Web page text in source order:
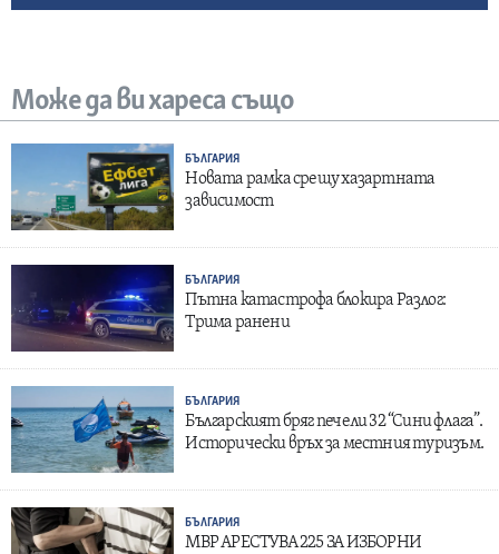
Може да ви хареса също
БЪЛГАРИЯ
Новата рамка срещу хазартната
зависимост
БЪЛГАРИЯ
Пътна катастрофа блокира Разлог:
Трима ранени
БЪЛГАРИЯ
Българският бряг печели 32 “Сини флага”.
Исторически връх за местния туризъм.
БЪЛГАРИЯ
МВР АРЕСТУВА 225 ЗА ИЗБОРНИ